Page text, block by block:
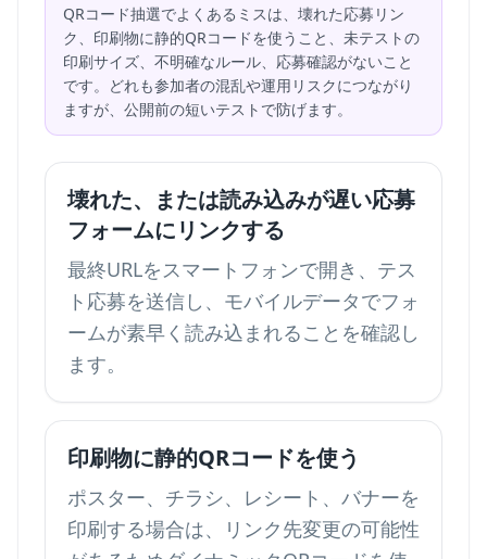
QRコード抽選でよくあるミスは、壊れた応募リン
ク、印刷物に静的QRコードを使うこと、未テストの
印刷サイズ、不明確なルール、応募確認がないこと
です。どれも参加者の混乱や運用リスクにつながり
ますが、公開前の短いテストで防げます。
壊れた、または読み込みが遅い応募
フォームにリンクする
最終URLをスマートフォンで開き、テス
ト応募を送信し、モバイルデータでフォ
ームが素早く読み込まれることを確認し
ます。
印刷物に静的QRコードを使う
ポスター、チラシ、レシート、バナーを
印刷する場合は、リンク先変更の可能性